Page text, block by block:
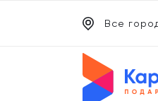
Все
ПОДАРОЧНЫЕ